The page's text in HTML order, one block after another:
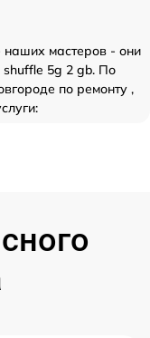
мастеров - они
shuffle 5g 2 gb. По
по ремонту ,